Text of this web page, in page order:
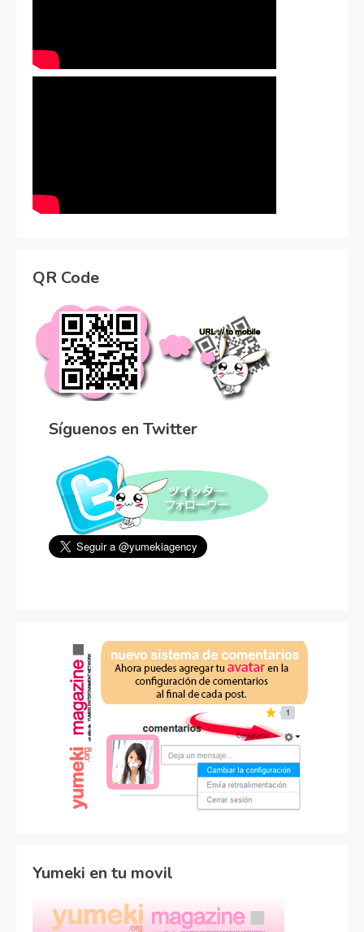
QR Code
Síguenos en Twitter
Yumeki en tu movil